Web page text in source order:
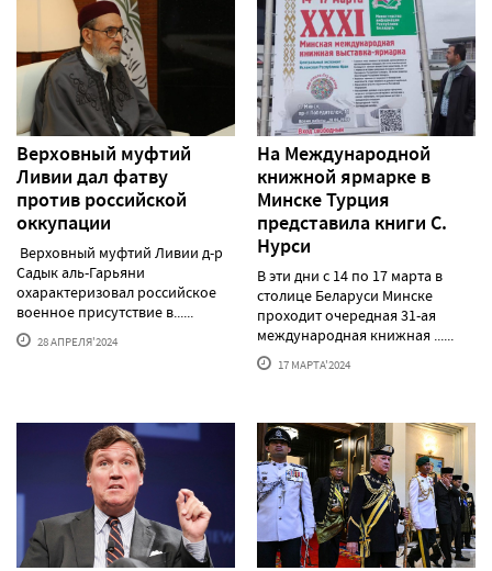
Верховный муфтий
Ливии дал фатву
против российской
оккупации
Верховный муфтий Ливии д-р
Садык аль-Гарьяни
охарактеризовал российское
военное присутствие в......
28 АПРЕЛЯ'2024
На Международной
книжной ярмарке в
Минске Турция
представила книги С.
Нурси
В эти дни с 14 по 17 марта в
столице Беларуси Минске
проходит очередная 31-ая
международная книжная ......
17 МАРТА'2024